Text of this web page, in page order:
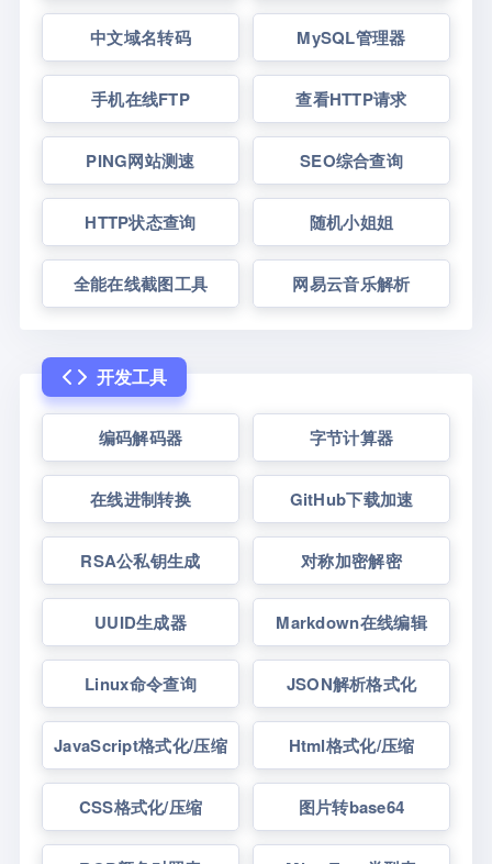
中文域名转码 MySQL管理器
手机在线FTP 查看HTTP请求
PING网站测速 SEO综合查询
HTTP状态查询 随机小姐姐
全能在线截图工具 网易云音乐解析
开发工具
编码解码器 字节计算器
在线进制转换 GitHub下载加速
RSA公私钥生成 对称加密解密
UUID生成器 Markdown在线编辑
Linux命令查询 JSON解析格式化
JavaScript格式化/压缩 Html格式化/压缩
CSS格式化/压缩 图片转base64